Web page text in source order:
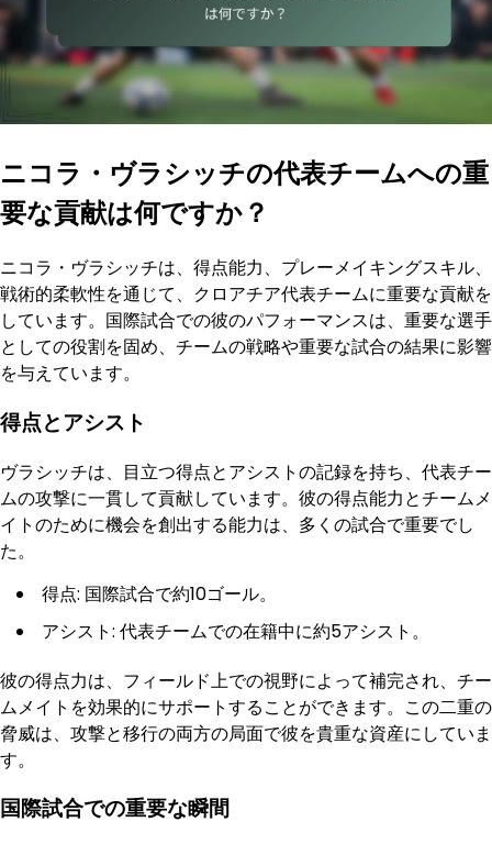
ニコラ・ヴラシッチの代表チームへの重
要な貢献は何ですか？
ニコラ・ヴラシッチは、得点能力、プレーメイキングスキル、
戦術的柔軟性を通じて、クロアチア代表チームに重要な貢献を
しています。国際試合での彼のパフォーマンスは、重要な選手
としての役割を固め、チームの戦略や重要な試合の結果に影響
を与えています。
得点とアシスト
ヴラシッチは、目立つ得点とアシストの記録を持ち、代表チー
ムの攻撃に一貫して貢献しています。彼の得点能力とチームメ
イトのために機会を創出する能力は、多くの試合で重要でし
た。
得点: 国際試合で約10ゴール。
アシスト: 代表チームでの在籍中に約5アシスト。
彼の得点力は、フィールド上での視野によって補完され、チー
ムメイトを効果的にサポートすることができます。この二重の
脅威は、攻撃と移行の両方の局面で彼を貴重な資産にしていま
す。
国際試合での重要な瞬間